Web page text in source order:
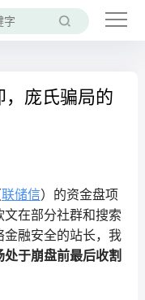
，庞氏骗局的
联储信）的资金盘项
在部分社群和搜索
融安全的站长，我
于崩盘前最后收割